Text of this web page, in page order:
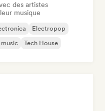
des artistes
musique
Electropop
Tech House